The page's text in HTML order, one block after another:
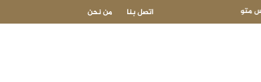
الأمن يحذر من مواكب التوجيهي: حجز المركبة شهراً وغرامة 100 دينار
من نحن اتصل بنا